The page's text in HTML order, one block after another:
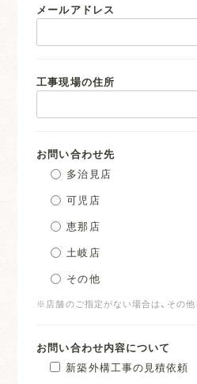
メールアドレス
工事現場の住所
お問い合わせ先
多治見店
可児店
恵那店
土岐店
その他
※店舗のご指定がない場合は、その他
お問い合わせ内容について
新築外構工事の見積依頼